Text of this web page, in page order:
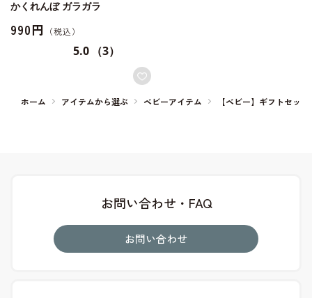
かくれんぼ ガラガラ
990円
5.0 （3）
ホーム アイテムから選ぶ ベビーアイテム 【ベビー】ギフトセッ
お問い合わせ・FAQ
お問い合わせ